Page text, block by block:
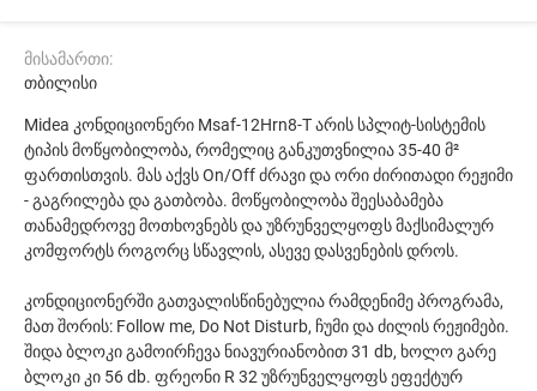
მისამართი:
თბილისი
Midea კონდიციონერი Msaf-12Hrn8-T არის სპლიტ-სისტემის
ტიპის მოწყობილობა, რომელიც განკუთვნილია 35-40 მ²
ფართისთვის. მას აქვს On/Off ძრავი და ორი ძირითადი რეჟიმი
- გაგრილება და გათბობა. მოწყობილობა შეესაბამება
თანამედროვე მოთხოვნებს და უზრუნველყოფს მაქსიმალურ
კომფორტს როგორც სწავლის, ასევე დასვენების დროს.
კონდიციონერში გათვალისწინებულია რამდენიმე პროგრამა,
მათ შორის: Follow me, Do Not Disturb, ჩუმი და ძილის რეჟიმები.
შიდა ბლოკი გამოირჩევა ნიავურიანობით 31 db, ხოლო გარე
ბლოკი კი 56 db. ფრეონი R 32 უზრუნველყოფს ეფექტურ